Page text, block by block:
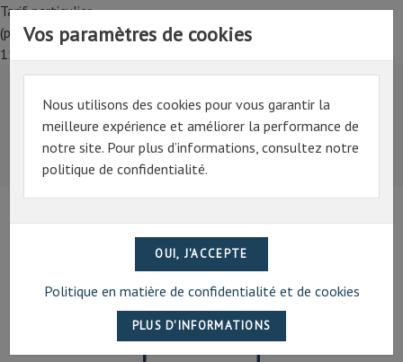
Tarif particulier,
(professionnel, connectez-vous pour bénéficier de la remise de
15%)
Tarif particulier,
(professionnel, connectez-vous pour bénéficier de la
remise de 15%)
07 69 94 13 47
Vos paramètres de cookies
Nous utilisons des cookies pour vous garantir la
meilleure expérience et améliorer la performance de
notre site. Pour plus d’informations, consultez notre
politique de confidentialité.
Politique en matière de confidentialité et de cookies